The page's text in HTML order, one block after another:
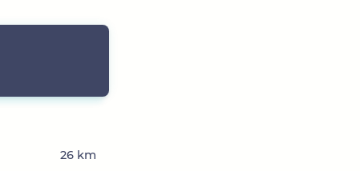
26 km